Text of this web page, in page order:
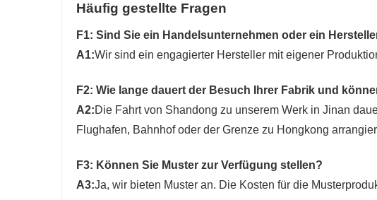
Häufig gestellte Fragen
F1: Sind Sie ein Handelsunternehmen oder ein
A1:Wir sind ein engagierter Hersteller mit eigener
F2: Wie lange dauert der Besuch Ihrer Fabrik und
A2:Die Fahrt von Shandong zu unserem Werk in Jinan
Flughafen, Bahnhof oder der Grenze zu Hongkong
F3: Können Sie Muster zur Verfügung stellen?
A3:Ja, wir bieten Muster an. Die Kosten für die